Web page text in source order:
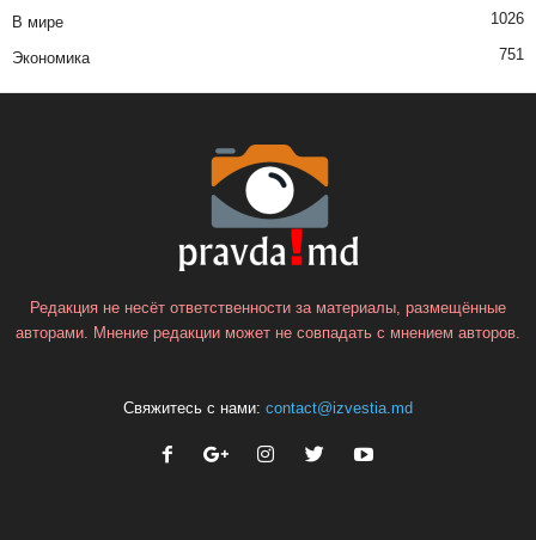
В мире 1026
Экономика 751
Редакция не несёт ответственности за материалы, размещённые
авторами. Мнение редакции может не совпадать с мнением авторов.
Свяжитесь с нами: contact@izvestia.md